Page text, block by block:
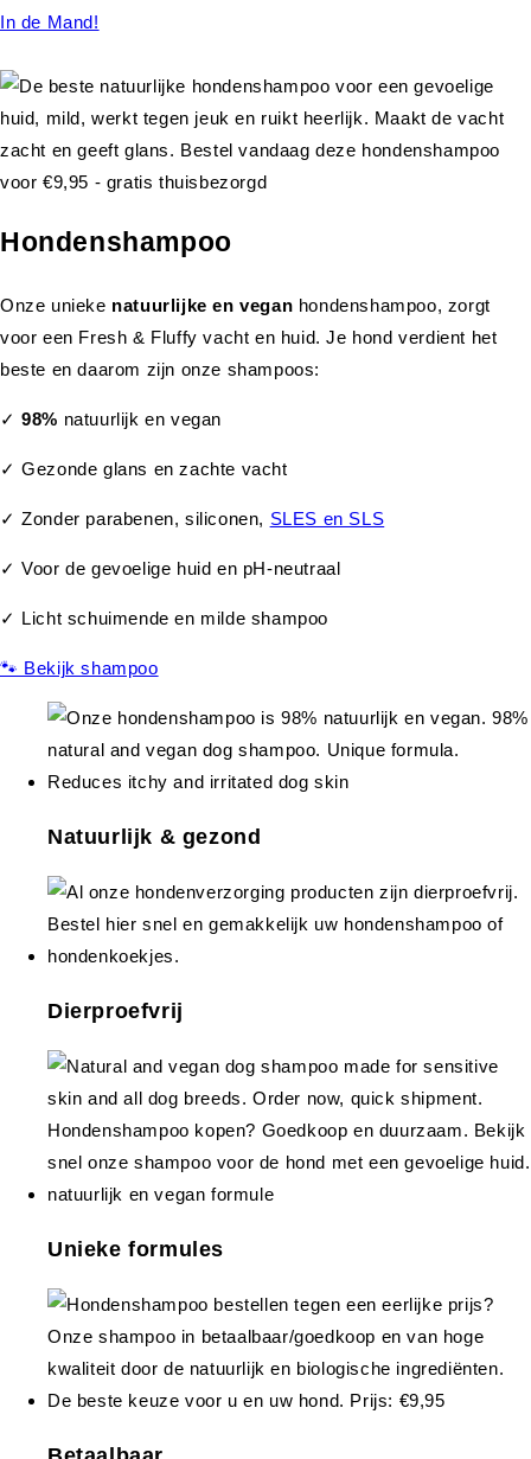
In de Mand!
Hondenshampoo
Onze unieke natuurlijke en vegan hondenshampoo, zorgt
voor een Fresh & Fluffy vacht en huid. Je hond verdient het
beste en daarom zijn onze shampoos:
✓98% natuurlijk en vegan
✓ Gezonde glans en zachte vacht
✓ Zonder parabenen, siliconen, SLES en SLS
✓ Voor de gevoelige huid en pH-neutraal
✓ Licht schuimende en milde shampoo
🐾 Bekijk shampoo
Natuurlijk & gezond
Dierproefvrij
Unieke formules